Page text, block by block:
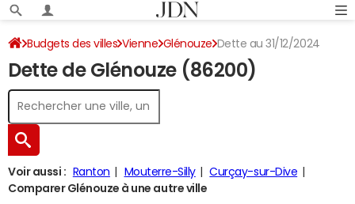
Budgets des villes Vienne Glénouze Dette au 31/12/2024
Dette de Glénouze (86200)
Voir aussi : Ranton Mouterre-Silly
Curçay-sur-Dive
Comparer Glénouze à une autre ville